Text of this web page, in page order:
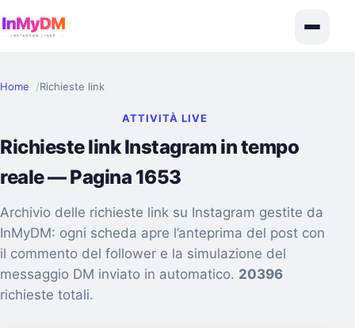
Home Richieste link
ATTIVITÀ LIVE
Richieste link Instagram in tempo
reale — Pagina 1653
Archivio delle richieste link su Instagram gestite da
InMyDM: ogni scheda apre l’anteprima del post con
il commento del follower e la simulazione del
messaggio DM inviato in automatico. 20396
richieste totali.